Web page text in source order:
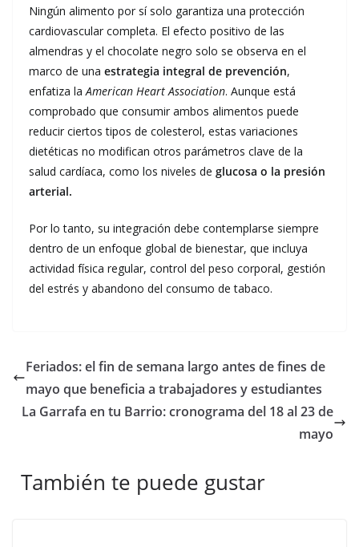
Ningún alimento por sí solo garantiza una protección
cardiovascular completa. El efecto positivo de las
almendras y el chocolate negro solo se observa en el
marco de una estrategia integral de prevención,
enfatiza laAmerican Heart Association. Aunque está
comprobado que consumir ambos alimentos puede
reducir ciertos tipos de colesterol, estas variaciones
dietéticas no modifican otros parámetros clave de la
salud cardíaca, como los niveles de glucosa o la presión
arterial.
Por lo tanto, su integración debe contemplarse siempre
dentro de un enfoque global de bienestar, que incluya
actividad física regular, control del peso corporal, gestión
del estrés y abandono del consumo de tabaco.
Feriados: el fin de semana largo antes de fines de
mayo que beneficia a trabajadores y estudiantes
La Garrafa en tu Barrio: cronograma del 18 al 23 de
mayo
También te puede gustar